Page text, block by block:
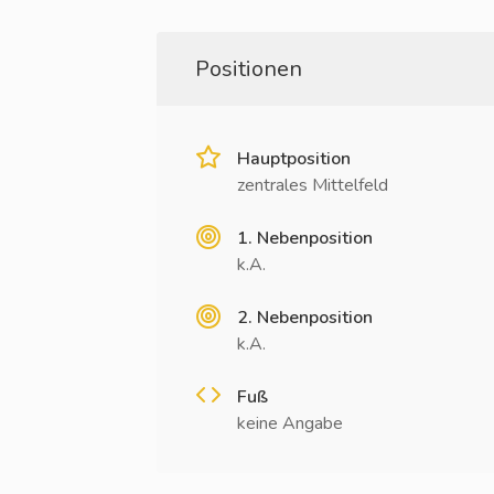
Positionen
Hauptposition
zentrales Mittelfeld
1. Nebenposition
k.A.
2. Nebenposition
k.A.
Fuß
keine Angabe